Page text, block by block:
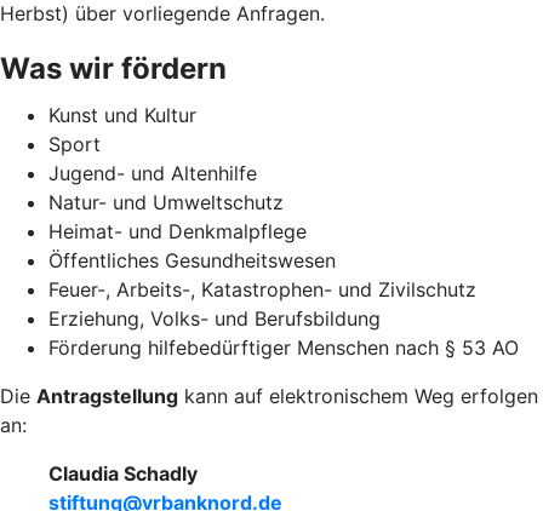
Herbst) über vorliegende Anfragen.
Was wir fördern
Kunst und Kultur
Sport
Jugend- und Altenhilfe
Natur- und Umweltschutz
Heimat- und Denkmalpflege
Öffentliches Gesundheitswesen
Feuer-, Arbeits-, Katastrophen- und Zivilschutz
Erziehung, Volks- und Berufsbildung
Förderung hilfebedürftiger Menschen nach § 53 AO
Die Antragstellung kann auf elektronischem Weg erfolgen
an:
Claudia Schadly
stiftung@vrbanknord.de